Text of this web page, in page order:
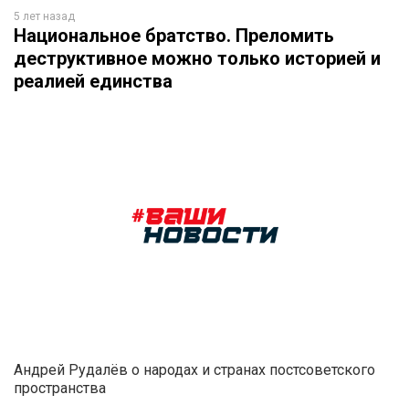
5 лет назад
Национальное братство. Преломить
деструктивное можно только историей и
реалией единства
Андрей Рудалёв о народах и странах постсоветского
пространства